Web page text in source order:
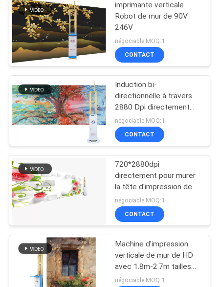
DEMANDEZ
UNE
CITATION
PLAN
DU
SITE
POLICY
imprimante verticale
Robot de mur de 90V
246V
négociable MOQ:1
CONTACT
Induction bi-
directionnelle à travers
2880 Dpi directement
pour murer l'imprimante
For Mural Decor
négociable MOQ:1
CONTACT
720*2880dpi
directement pour murer
la tête d'impression de
nettoyage automatique
de Print Robot With
d'imprimante
négociable MOQ:1
CONTACT
Machine d'impression
verticale de mur de HD
avec 1.8m-2.7m tailles
de impression
négociable MOQ:1